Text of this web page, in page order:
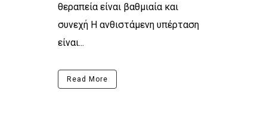
θεραπεία είναι βαθμιαία και
συνεχή Η ανθιστάμενη υπέρταση
είναι...
Read More